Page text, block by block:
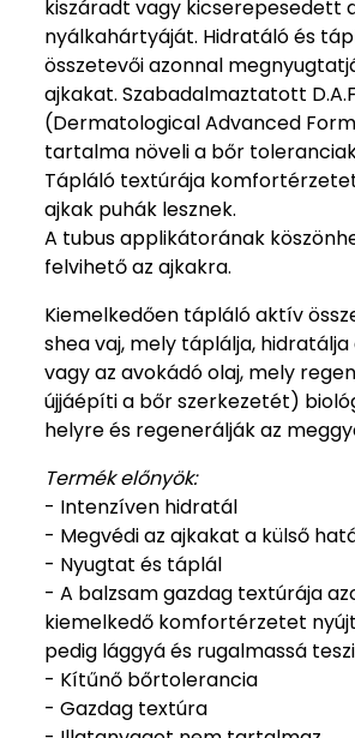
kiszáradt vagy kicserepesedett
nyálkahártyáját. Hidratáló és
összetevői azonnal
ajkakat. Szabadalmaztatott
(Dermatological Advanced
tartalma növeli a bőr
Tápláló textúrája
ajkak puhák lesznek.
A tubus applikátorának
felvihető az ajkakra.
Kiemelkedően tápláló aktív
shea vaj, mely táplálja,
vagy az avokádó olaj, mely
újjáépíti a bőr szerkezetét)
helyre és regenerálják az
Termék előnyök:
- Intenzíven hidratál
- Megvédi az ajkakat a külső
- Nyugtat és táplál
- A balzsam gazdag textúrája
kiemelkedő komfortérzetet
pedig lággyá és rugalmassá
- Kítűnő bőrtolerancia
- Gazdag textúra